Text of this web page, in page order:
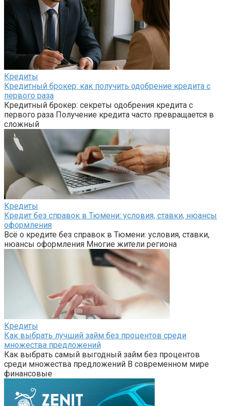
Кредиты
Кредитный брокер: как получить одобрение кредита с
первого раза
Кредитный брокер: секреты одобрения кредита с
первого раза Получение кредита часто превращается в
сложный
Кредиты
Кредит без справок в Тюмени: условия, ставки, нюансы
оформления
Всё о кредите без справок в Тюмени: условия, ставки,
нюансы оформления Многие жители региона
Кредиты
Как выбрать лучший займ без процентов среди
множества предложений
Как выбрать самый выгодный займ без процентов
среди множества предложений В современном мире
финансовые